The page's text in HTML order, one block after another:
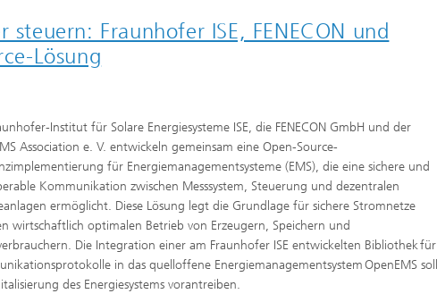
steuern: Fraunhofer ISE, FENECON und
Lösung
Institut für Solare Energiesysteme ISE, die FENECON GmbH und der
Association e. V. entwickeln gemeinsam eine Open-Source-
für Energiemanagementsysteme (EMS), die eine sichere und
Kommunikation zwischen Messsystem, Steuerung und dezentralen
ermöglicht. Diese Lösung legt die Grundlage für sichere Stromnetze
wirtschaftlich optimalen Betrieb von Erzeugern, Speichern und
Die Integration einer am Fraunhofer ISE entwickelten Bibliothek für
in das quelloffene Energiemanagementsystem OpenEMS soll
des Energiesystems vorantreiben.